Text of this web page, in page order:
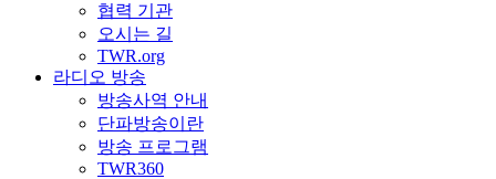
협력 기관
오시는 길
TWR.org
라디오 방송
방송사역 안내
단파방송이란
방송 프로그램
TWR360